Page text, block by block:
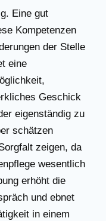
Eine gut
Kompetenzen
der Stelle
eine
Geschick
eigenständig zu
schätzen
zeigen, da
wesentlich
erhöht die
und ebnet
in einem